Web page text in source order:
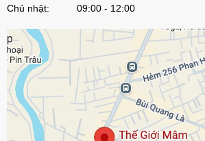
Chủ nhật: 09:00 - 12:00